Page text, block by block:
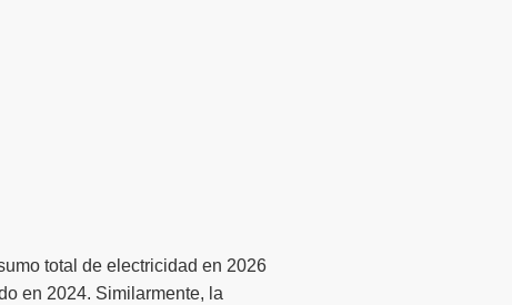
total de electricidad en 2026
en 2024. Similarmente, la